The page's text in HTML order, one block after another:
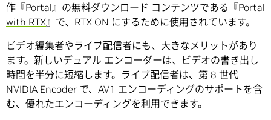
作『Portal』の無料ダウンロード コンテンツである『Portal
with RTX』で、RTX ON にするために使用されています。
ビデオ編集者やライブ配信者にも、大きなメリットがあり
ます。新しいデュアル エンコーダーは、ビデオの書き出し
時間を半分に短縮します。ライブ配信者は、第 8 世代
NVIDIA Encoder で、AV1 エンコーディングのサポートを含
む、優れたエンコーディングを利用できます。